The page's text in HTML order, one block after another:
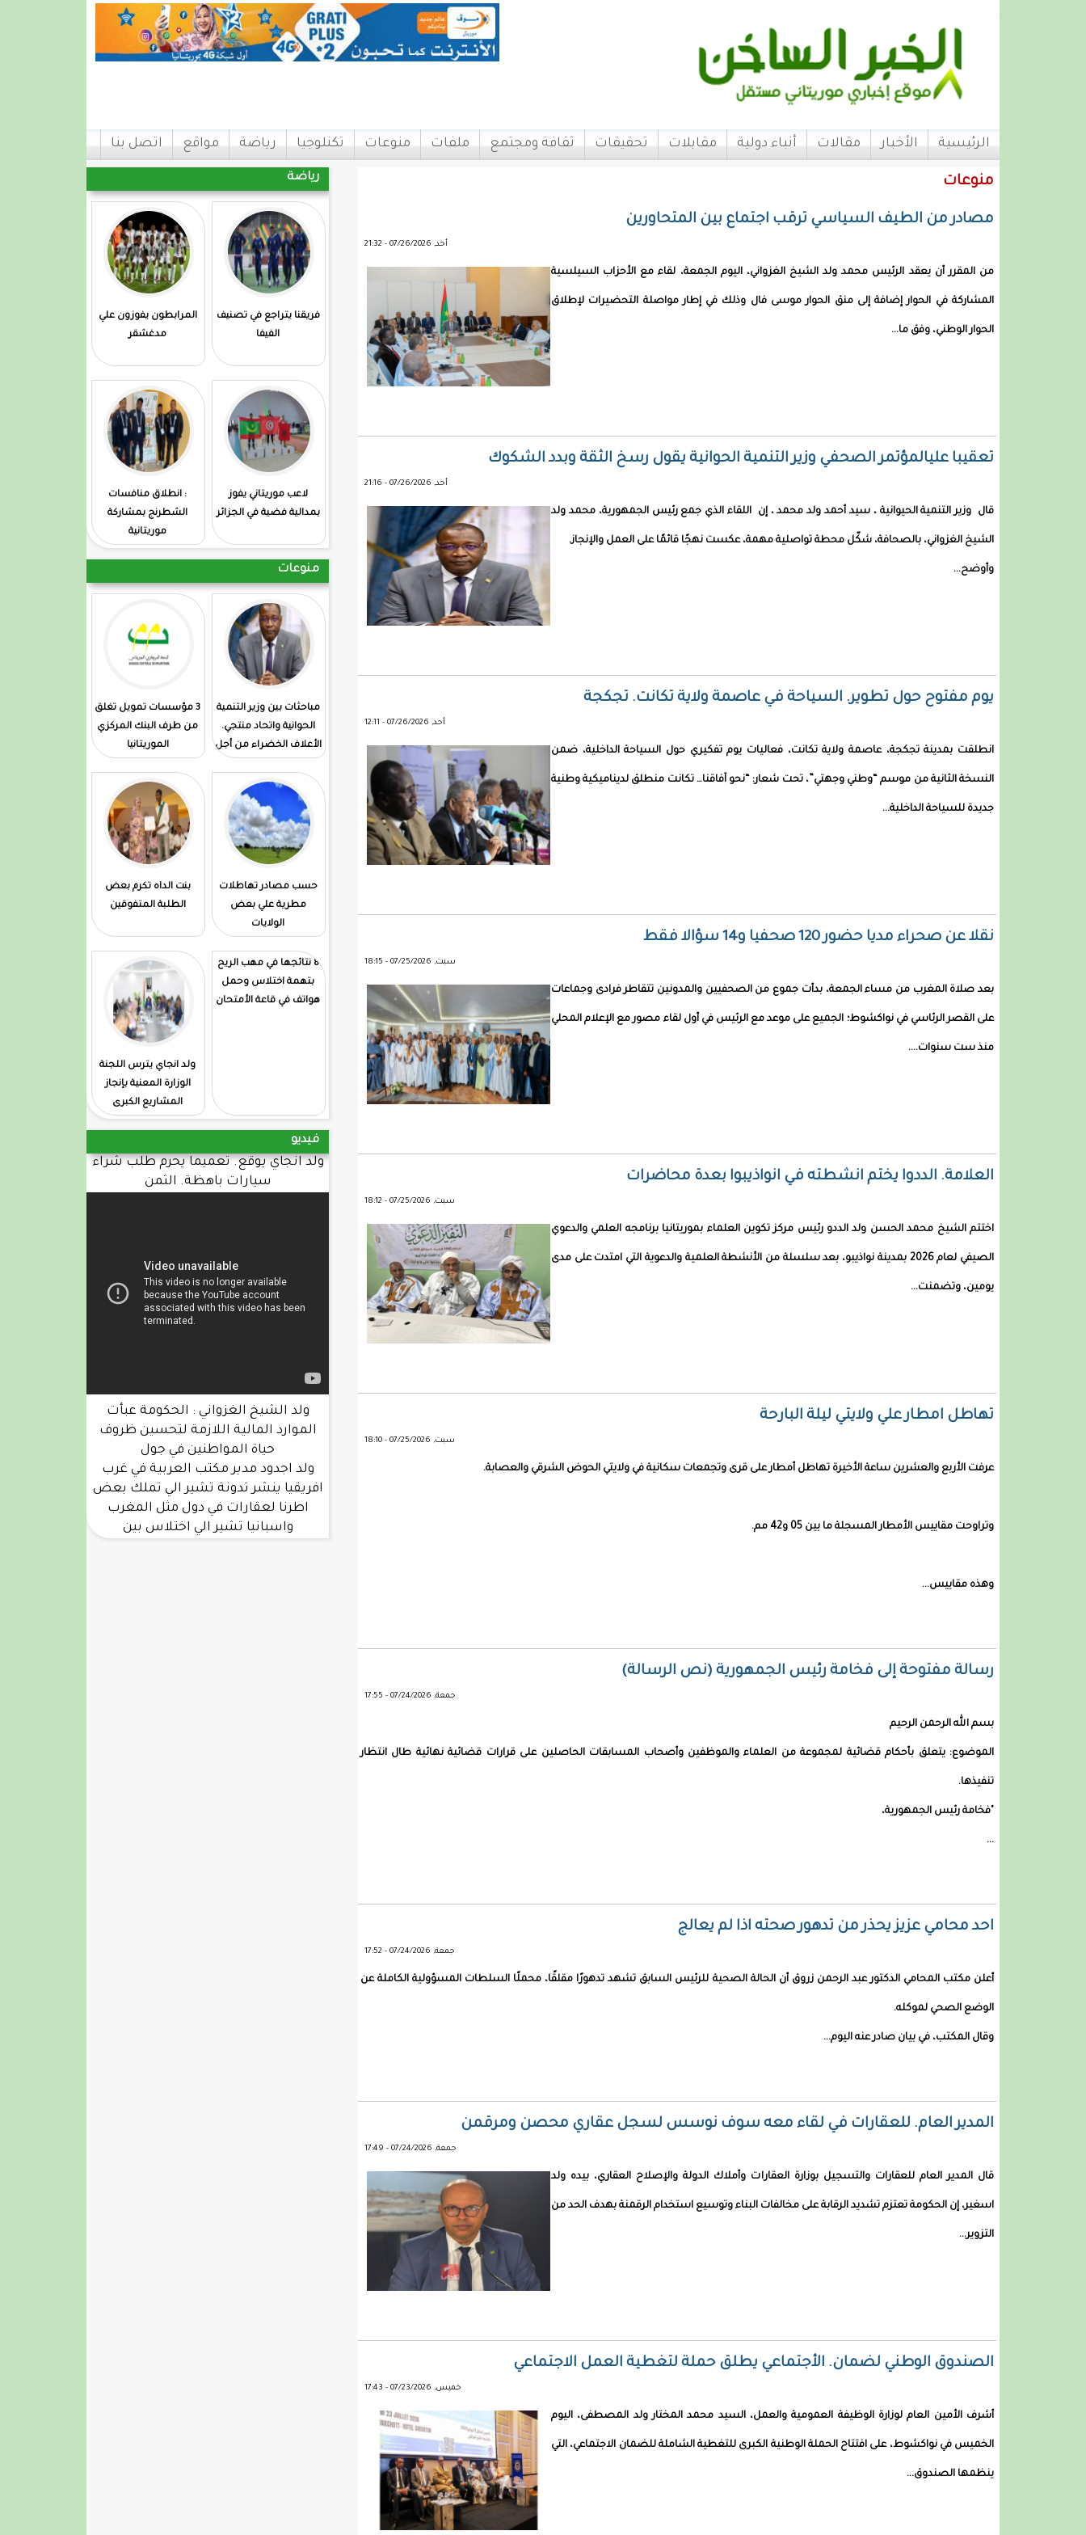
الرئيسية الأخبار مقالات أنباء دولية مقابلات تحقيقات ثقافة ومجتمع ملفات منوعات تكنلوجيا رياضة مواقع اتصل بنا
رياضة
فريقنا يتراجع في تصنيف
الفيفا
المرابطون يفوزون علي
مدغشقر
لاعب موريتاني يفوز
بمدالية فضية في الجزائر
: انطلاق منافسات
الشطرنج بمشاركة
موريتانية
منوعات
مباحثات بين وزير التنمية
الحوانية واتحاد منتجي.
الأعلاف الخضراء من أجل
3 مؤسسات تمويل تغلق
من طرف البنك المركزي
الموريتانيا
حسب مصادر تهاطلات
مطرية علي بعض
الولايات
بنت الداه تكرم بعض
الطلبة المتفوقين
8 نتائجها في مهب الريح
بتهمة اختلاس وحمل
هواتف في قاعة الأمتحان
ولد انجاي يترس اللجنة
الوزارة المعنية بإنجاز
المشاريع الكبرى
فيديو
ولد انجاي يوقع. تعميما يحرم طلب شراء
سيارات باهظة. الثمن
ولد الشيخ الغزواني : الحكومة عبأت
الموارد المالية اللازمة لتحسين ظروف
حياة المواطنين في جول
ولد اجدود مدير مكتب العربية في غرب
افريقيا ينشر تدونة تشير الي تملك بعض
اطرنا لعقارات في دول مثل المغرب
واسبانيا تشير الي اختلاس بين
منوعات
مصادر من الطيف السياسي ترقب اجتماع بين المتحاورين
أحد, 07/26/2026 - 21:32
من المقرر أن يعقد الرئيس محمد ولد الشيخ الغزواني، اليوم الجمعة، لقاء مع الأحزاب السيلسية
المشاركة في الحوار إضافة إلى منق الحوار موسى فال وذلك في إطار مواصلة التحضيرات لإطلاق
الحوار الوطني، وفق ما...
تعقيبا عليالمؤتمر الصحفي وزير التنمية الحوانية يقول رسخ الثقة وبدد الشكوك
أحد, 07/26/2026 - 21:16
قال وزير التنمية الحيوانية ، سيد أحمد ولد محمد ، إن اللقاء الذي جمع رئيس الجمهورية، محمد ولد
الشيخ الغزواني، بالصحافة، شكّل محطة تواصلية مهمة، عكست نهجًا قائمًا على العمل والإنجاز.
وأوضح...
يوم مفتوح حول تطوير. السياحة في عاصمة ولاية تكانت. تجكجة
أحد, 07/26/2026 - 12:11
انطلقت بمدينة تجكجة، عاصمة ولاية تكانت، فعاليات يوم تفكيري حول السياحة الداخلية، ضمن
النسخة الثانية من موسم “وطني وجهتي”، تحت شعار: “نحو آفاقنا… تكانت منطلق لديناميكية وطنية
جديدة للسياحة الداخلية...
نقلا عن صحراء مديا حضور 120 صحفيا و14 سؤالا فقط
سبت, 07/25/2026 - 18:15
بعد صلاة المغرب من مساء الجمعة، بدأت جموع من الصحفيين والمدونين تتقاطر فرادى وجماعات
على القصر الرئاسي في نواكشوط؛ الجميع على موعد مع الرئيس في أول لقاء مصور مع الإعلام المحلي
منذ ست سنوات....
العلامة. الددوا يختم انشطته في انواذيبوا بعدة محاضرات
سبت, 07/25/2026 - 18:12
اختتم الشيخ محمد الحسن ولد الددو رئيس مركز تكوين العلماء بموريتانيا برنامجه العلمي والدعوي
الصيفي لعام 2026 بمدينة نواذيبو، بعد سلسلة من الأنشطة العلمية والدعوية التي امتدت على مدى
يومين، وتضمنت...
تهاطل امطار علي ولايتي ليلة البارحة
سبت, 07/25/2026 - 18:10
عرفت الأربع والعشرين ساعة الأخيرة تهاطل أمطار على قرى وتجمعات سكانية في ولايتي الحوض الشرقي والعصابة.
وتراوحت مقاييس الأمطار المسجلة ما بين 05 و42 مم.
وهذه مقاييس...
رسالة مفتوحة إلى فخامة رئيس الجمهورية (نص الرسالة)
جمعة, 07/24/2026 - 17:55
بسم الله الرحمن الرحيم
الموضوع: يتعلق بأحكام قضائية لمجموعة من العلماء والموظفين وأصحاب المسابقات الحاصلين على قرارات قضائية نهائية طال انتظار
تنفيذها.
"فخامة رئيس الجمهورية،
...
احد محامي عزيز يحذر من تدهور صحته اذا لم يعالج
جمعة, 07/24/2026 - 17:52
أعلن مكتب المحامي الدكتور عبد الرحمن زروق أن الحالة الصحية للرئيس السابق تشهد تدهورًا مقلقًا، محملًا السلطات المسؤولية الكاملة عن
الوضع الصحي لموكله.
وقال المكتب، في بيان صادر عنه اليوم...
المدير العام. للعقارات في لقاء معه سوف نوسس لسجل عقاري محصن ومرقمن
جمعة, 07/24/2026 - 17:49
قال المدير العام للعقارات والتسجيل بوزارة العقارات وأملاك الدولة والإصلاح العقاري، بيده ولد
اسغير، إن الحكومة تعتزم تشديد الرقابة على مخالفات البناء وتوسيع استخدام الرقمنة بهدف الحد من
التزوير...
الصندوق الوطني لضمان. الأجتماعي يطلق حملة لتغطية العمل الاجتماعي
خميس, 07/23/2026 - 17:43
أشرف الأمين العام لوزارة الوظيفة العمومية والعمل، السيد محمد المختار ولد المصطفى، اليوم
الخميس في نواكشوط، على افتتاح الحملة الوطنية الكبرى للتغطية الشاملة للضمان الاجتماعي، التي
ينظمها الصندوق...